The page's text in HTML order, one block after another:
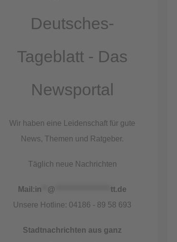
Deutsches-
Tageblatt - Das
Newsportal
Wir haben eine Leidenschaft für gute
News, Themen und Ratgeber.
Täglich neue Nachrichten
Mail:in @ *******************tt.de
Unsere Hotline: 04186 - 89 58 693
Stadtnachrichten aus ganz